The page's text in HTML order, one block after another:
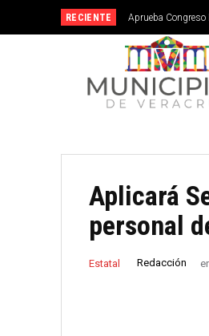
RECIENTE Aprueba Congreso
Aplicará
personal
Estatal Redacción